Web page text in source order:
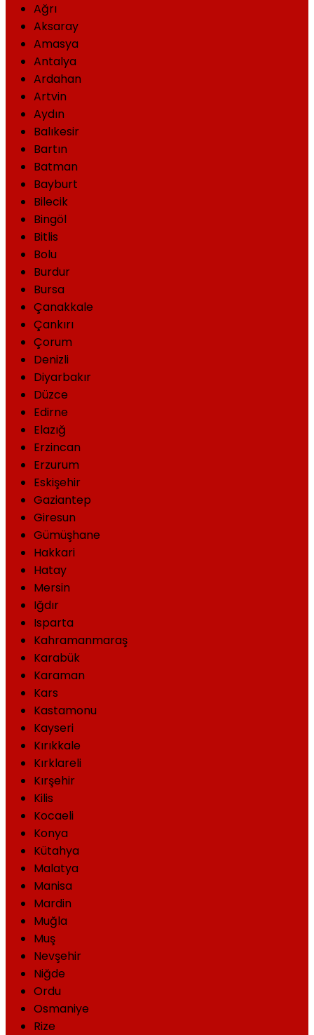
Ağrı
Aksaray
Amasya
Antalya
Ardahan
Artvin
Aydın
Balıkesir
Bartın
Batman
Bayburt
Bilecik
Bingöl
Bitlis
Bolu
Burdur
Bursa
Çanakkale
Çankırı
Çorum
Denizli
Diyarbakır
Düzce
Edirne
Elazığ
Erzincan
Erzurum
Eskişehir
Gaziantep
Giresun
Gümüşhane
Hakkari
Hatay
Mersin
Iğdır
Isparta
Kahramanmaraş
Karabük
Karaman
Kars
Kastamonu
Kayseri
Kırıkkale
Kırklareli
Kırşehir
Kilis
Kocaeli
Konya
Kütahya
Malatya
Manisa
Mardin
Muğla
Muş
Nevşehir
Niğde
Ordu
Osmaniye
Rize